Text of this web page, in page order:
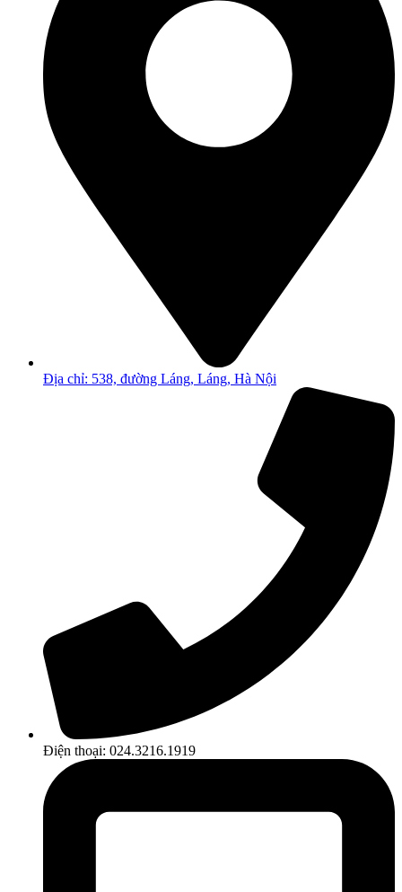
Địa chỉ: 538, đường Láng, Láng, Hà Nội
Điện thoại: 024.3216.1919